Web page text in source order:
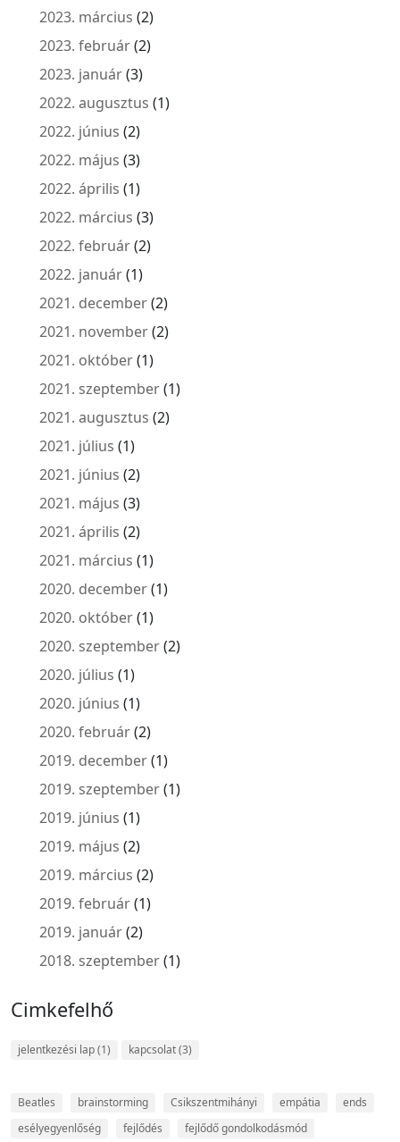
2023. március (2)
2023. február(2)
2023. január(3)
2022. augusztus (1)
2022. június (2)
2022. május (3)
2022. április (1)
2022. március (3)
2022. február(2)
2022. január(1)
2021. december(2)
2021. november(2)
2021. október(1)
2021. szeptember(1)
2021. augusztus (2)
2021. július (1)
2021. június (2)
2021. május (3)
2021. április (2)
2021. március (1)
2020. december(1)
2020. október(1)
2020. szeptember(2)
2020. július (1)
2020. június (1)
2020. február(2)
2019. december(1)
2019. szeptember(1)
2019. június (1)
2019. május (2)
2019. március (2)
2019. február(1)
2019. január(2)
2018. szeptember(1)
Cimkefelhő
jelentkezési lap(1) kapcsolat(3)
Beatles brainstorming Csikszentmihányi empátia
ends
esélyegyenlőség
fejlődés fejlődő gondolkodásmód